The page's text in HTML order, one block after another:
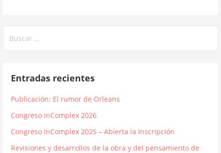
Entradas recientes
Publicación: El rumor de Orleans
Congreso InComplex 2026
Congreso InComplex 2025 – Abierta la Inscripción
Revisiones y desarrollos de la obra y del pensamiento de